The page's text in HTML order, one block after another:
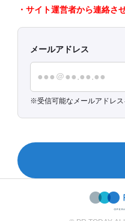
・サイト運営者から連絡さ
メールアドレス
受信可能なメールアドレス